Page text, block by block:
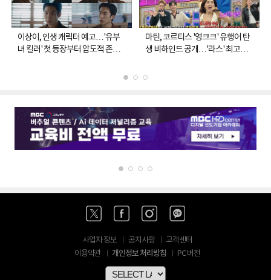
이상이, 인생 캐릭터 예고…'유부
녀 킬러' 첫 등장부터 압도적 존재
마틴, 코르티스 '영크크' 유행어 탄
생 비하인드 공개…'라스' 최고의 1
사업자 정보 공지사항
고객센터
이용약관
개인정보 처리방침 PC 버전